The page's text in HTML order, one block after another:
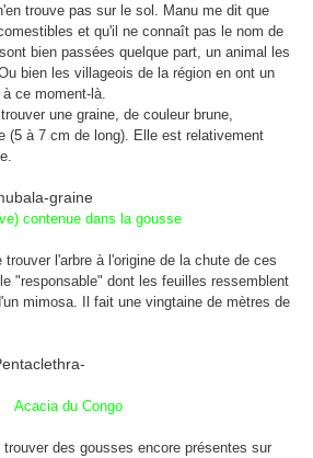
trouve pas sur le sol. Manu me dit que
et qu'il ne connaît pas le nom de
bien passées quelque part, un animal les
bien les villageois de la région en ont un
ce moment-là.
une graine, de couleur brune,
(5 à 7 cm de long). Elle est relativement
contenue dans la gousse
l'arbre à l'origine de la chute de ces
"responsable" dont les feuilles ressemblent
mimosa. Il fait une vingtaine de mètres de
Acacia du Congo
des gousses encore présentes sur